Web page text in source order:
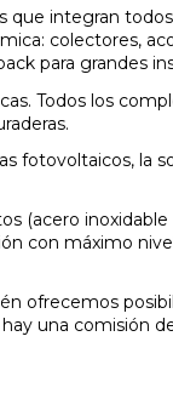
que integran
colectores,
para grandes
Todos los
fotovoltaicos, la
(acero
con máximo
ofrecemos
una comisión